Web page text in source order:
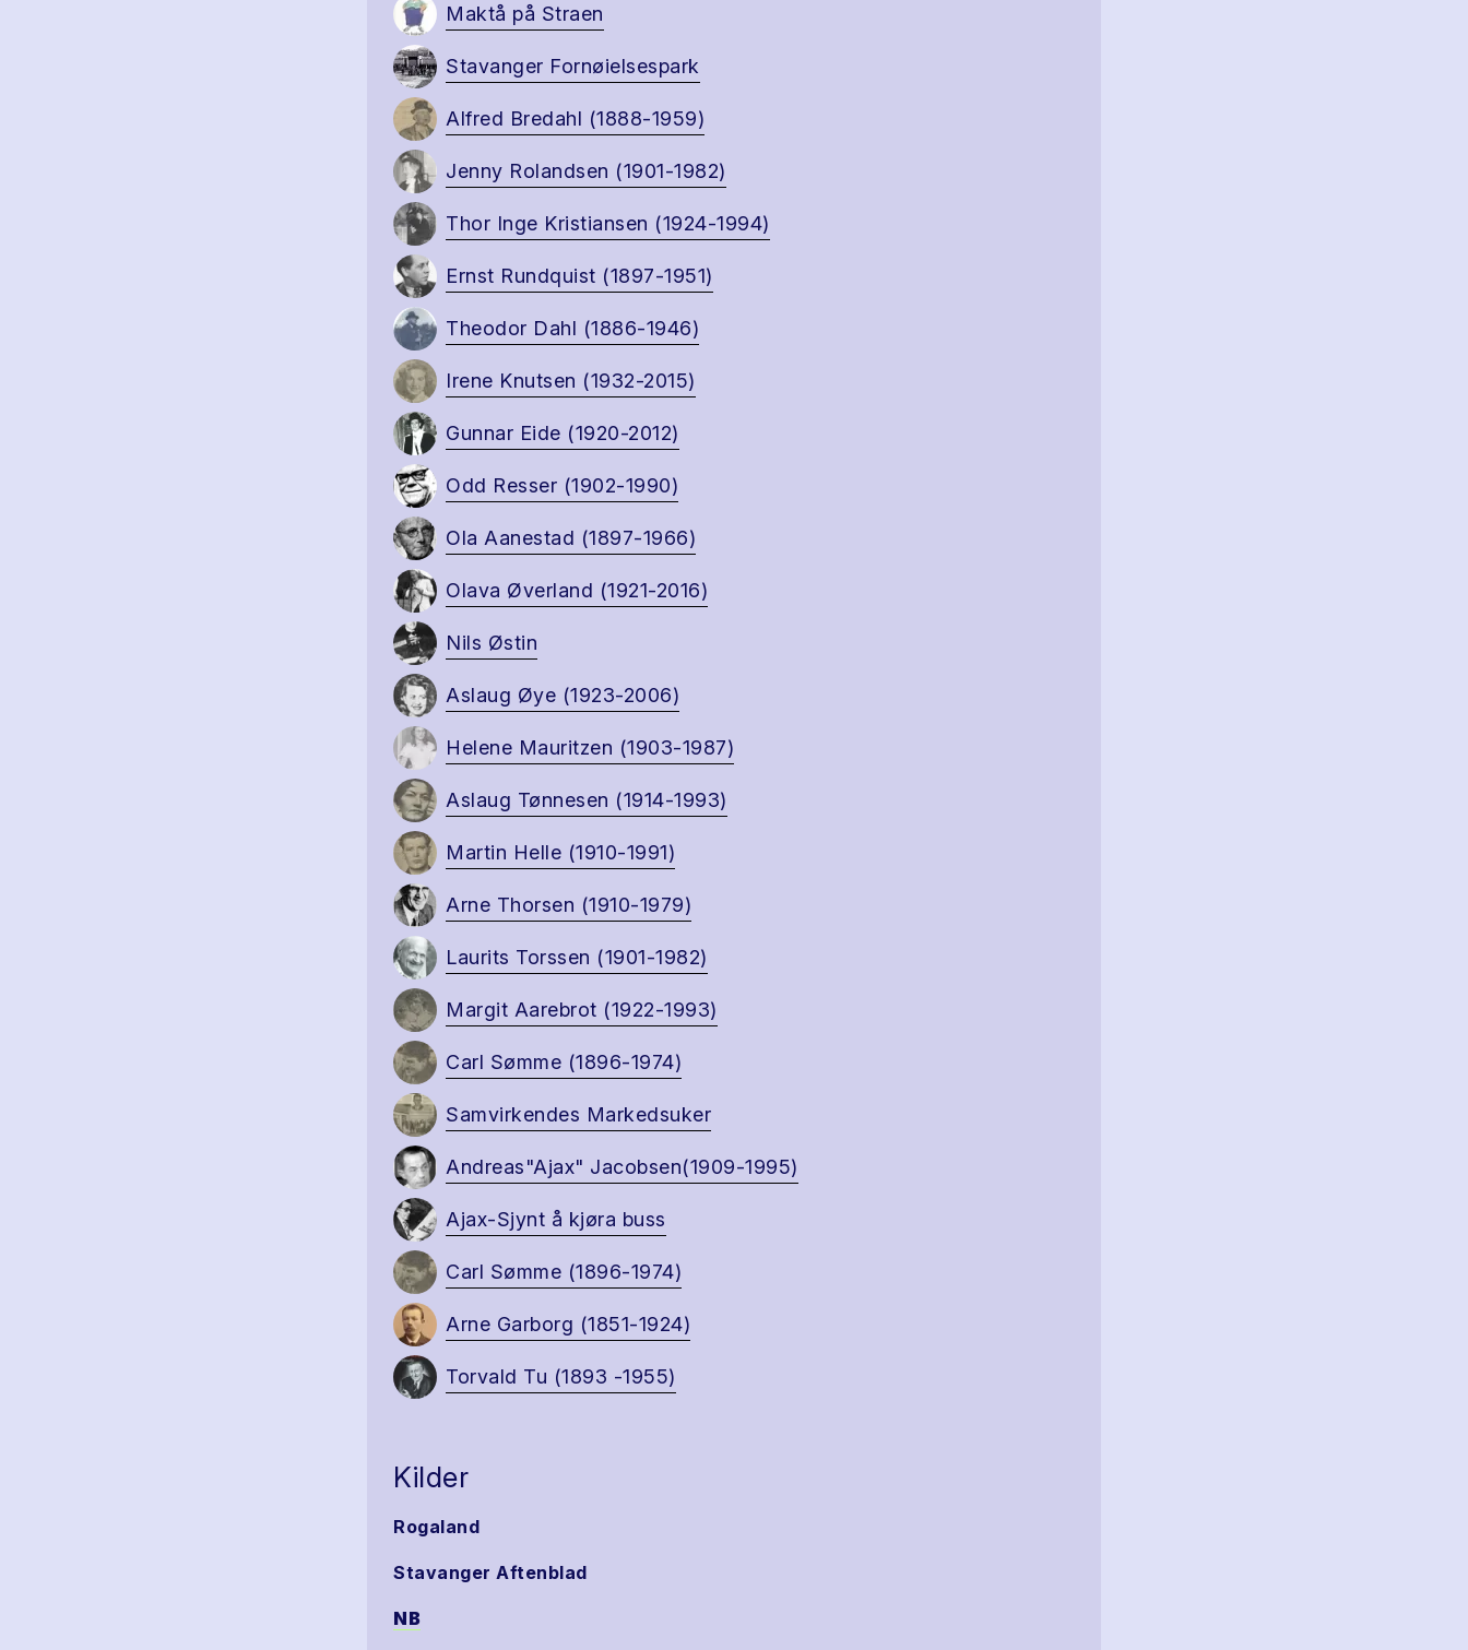
Maktå på Straen
Stavanger Fornøielsespark
Alfred Bredahl (1888-1959)
Jenny Rolandsen (1901-1982)
Thor Inge Kristiansen (1924-1994)
Ernst Rundquist (1897-1951)
Theodor Dahl (1886-1946)
Irene Knutsen (1932-2015)
Gunnar Eide (1920-2012)
Odd Resser (1902-1990)
Ola Aanestad (1897-1966)
Olava Øverland (1921-2016)
Nils Østin
Aslaug Øye (1923-2006)
Helene Mauritzen (1903-1987)
Aslaug Tønnesen (1914-1993)
Martin Helle (1910-1991)
Arne Thorsen (1910-1979)
Laurits Torssen (1901-1982)
Margit Aarebrot (1922-1993)
Carl Sømme (1896-1974)
Samvirkendes Markedsuker
Andreas"Ajax" Jacobsen(1909-1995)
Ajax-Sjynt å kjøra buss
Carl Sømme (1896-1974)
Arne Garborg (1851-1924)
Torvald Tu (1893 -1955)
Kilder
Rogaland
Stavanger Aftenblad
NB